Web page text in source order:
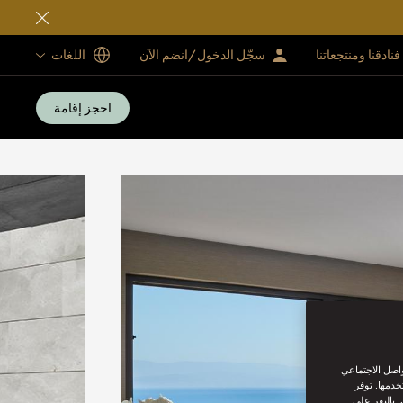
فنادقنا ومنتجعاتنا سجّل الدخول/انضم الآن اللغات
احجز إقامة
الاجتماعي
توفر